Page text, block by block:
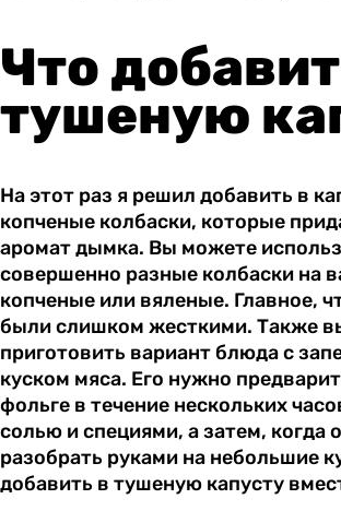
Что
тушеную
На этот раз я решил добавить в
копченые колбаски, которые
аромат дымка. Вы можете
совершенно разные колбаски на
копченые или вяленые. Главное,
были слишком жесткими. Также
приготовить вариант блюда с
куском мяса. Его нужно
фольге в течение нескольких
солью и специями, а затем, когда
разобрать руками на небольшие
добавить в тушеную капусту